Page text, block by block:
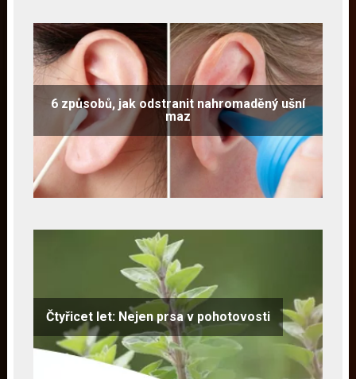
6 způsobů, jak odstranit nahromaděný ušní
maz
Čtyřicet let: Nejen prsa v pohotovosti